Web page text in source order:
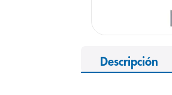
Descripción